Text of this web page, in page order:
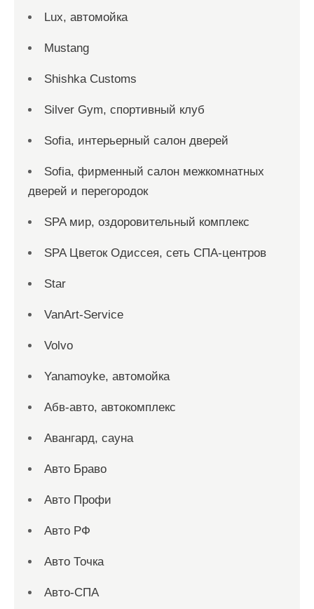
Lux, автомойка
Mustang
Shishka Customs
Silver Gym, спортивный клуб
Sofia, интерьерный салон дверей
Sofia, фирменный салон межкомнатных
дверей и перегородок
SPA мир, оздоровительный комплекс
SPA Цветок Одиссея, сеть СПА-центров
Star
VanArt-Service
Volvo
Yanamoyke, автомойка
Абв-авто, автокомплекс
Авангард, сауна
Авто Браво
Авто Профи
Авто РФ
Авто Точка
Авто-СПА